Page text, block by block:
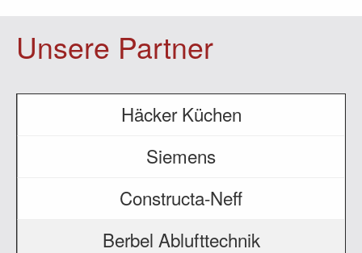
Unsere Partner
Häcker Küchen
Siemens
Constructa-Neff
Berbel Ablufttechnik